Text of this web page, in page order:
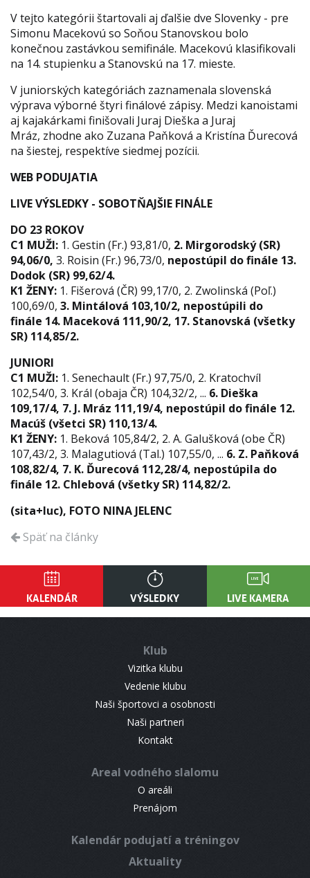
V tejto kategórii štartovali aj ďalšie dve Slovenky - pre
Simonu Macekovú so Soňou Stanovskou bolo
konečnou zastávkou semifinále. Macekovú klasifikovali
na 14. stupienku a Stanovskú na 17. mieste.
V juniorských kategóriách zaznamenala slovenská
výprava výborné štyri finálové zápisy. Medzi kanoistami
aj kajakárkami finišovali Juraj Dieška a Juraj
Mráz, zhodne ako Zuzana Paňková a Kristína Ďurecová
na šiestej, respektíve siedmej pozícii.
WEB PODUJATIA
LIVE VÝSLEDKY - SOBOTŇAJŠIE FINÁLE
DO 23 ROKOV
C1 MUŽI: 1. Gestin (Fr.) 93,81/0, 2. Mirgorodský (SR)
94,06/0, 3. Roisin (Fr.) 96,73/0, nepostúpil do finále 13.
Dodok (SR) 99,62/4.
K1 ŽENY: 1. Fišerová (ČR) 99,17/0, 2. Zwolinská (Poľ.)
100,69/0, 3. Mintálová 103,10/2, nepostúpili do
finále 14. Maceková 111,90/2, 17. Stanovská (všetky
SR) 114,85/2.
JUNIORI
C1 MUŽI: 1. Senechault (Fr.) 97,75/0, 2. Kratochvíl
102,54/0, 3. Král (obaja ČR) 104,32/2, ... 6. Dieška
109,17/4, 7. J. Mráz 111,19/4, nepostúpil do finále 12.
Macúš (všetci SR) 110,13/4.
K1 ŽENY: 1. Beková 105,84/2, 2. A. Galušková (obe ČR)
107,43/2, 3. Malagutiová (Tal.) 107,55/0, ... 6. Z. Paňková
108,82/4, 7. K. Ďurecová 112,28/4, nepostúpila do
finále 12. Chlebová (všetky SR) 114,82/2.
(sita+luc), FOTO NINA JELENC
Späť na články
KALENDÁR VÝSLEDKY LIVE KAMERA
Klub
Vizitka klubu
Vedenie klubu
Naši športovci a osobnosti
Naši partneri
Kontakt
Areal vodného slalomu
O areáli
Prenájom
Kalendár podujatí a tréningov
Aktuality